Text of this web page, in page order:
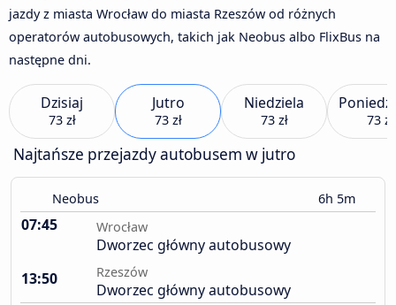
jazdy z miasta Wrocław do miasta Rzeszów od różnych
operatorów autobusowych, takich jak Neobus albo FlixBus na
następne dni.
Dzisiaj
73 zł
Jutro
73 zł
Niedziela
73 zł 73 zł
Najtańsze przejazdy autobusem w jutro
Neobus 6h 5m
07:45 Wrocław
Dworzec główny autobusowy
13:50
Rzeszów
Dworzec główny autobusowy